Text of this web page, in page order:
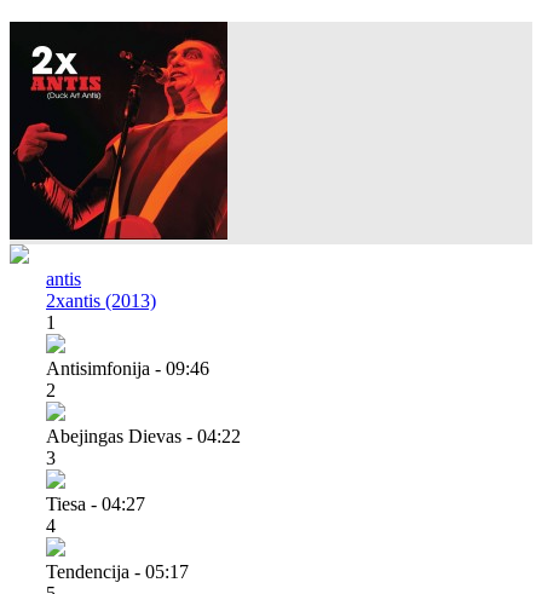
antis
2xantis (2013)
1
Antisimfonija - 09:46
2
Abejingas Dievas - 04:22
3
Tiesa - 04:27
4
Tendencija - 05:17